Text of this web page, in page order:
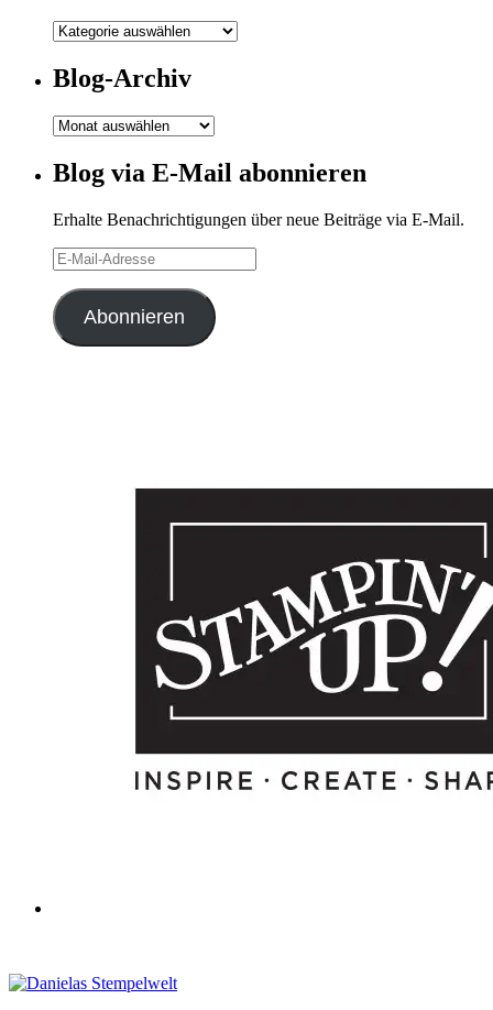
Meine
Blog-Archiv
Blog-
Blog via E-Mail abonnieren
Erhalte Benachrichtigungen über neue Beiträge via E-Mail.
E-
Mail-
Adresse
Abonnieren